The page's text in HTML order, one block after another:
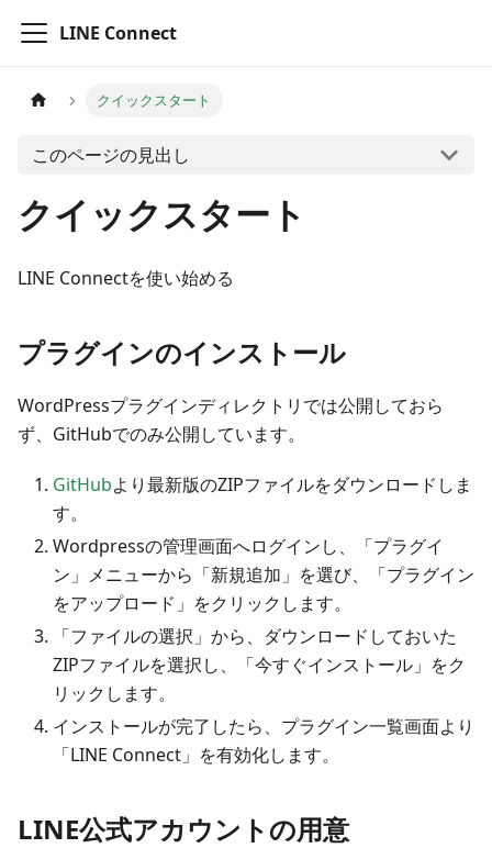
LINE Connect
クイックスタート
このページの見出し
クイックスタート
LINE Connectを使い始める
プラグインのインストール
WordPressプラグインディレクトリでは公開しておら
ず、GitHubでのみ公開しています。
GitHubより最新版のZIPファイルをダウンロードしま
す。
Wordpressの管理画面へログインし、「プラグイ
ン」メニューから「新規追加」を選び、「プラグイン
をアップロード」をクリックします。
「ファイルの選択」から、ダウンロードしておいた
ZIPファイルを選択し、「今すぐインストール」をク
リックします。
インストールが完了したら、プラグイン一覧画面より
「LINE Connect」を有効化します。
LINE公式アカウントの用意